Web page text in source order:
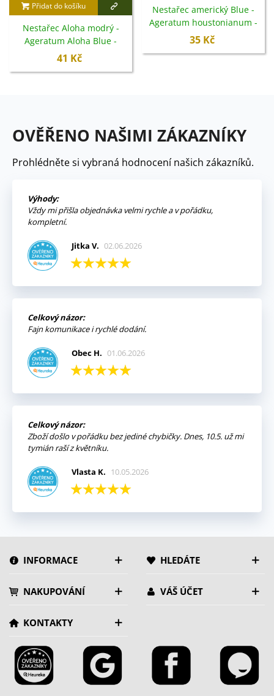
Přidat do košíku
Nestařec Aloha modrý -
Ageratum Aloha Blue -
semena - 20 ks
41 Kč
Nestařec americký Blue -
Ageratum houstonianum -
semena - 50 ks
35 Kč
OVĚŘENO NAŠIMI ZÁKAZNÍKY
Prohlédněte si vybraná hodnocení našich zákazníků.
Výhody:
Vždy mi přišla objednávka velmi rychle a v pořádku,
kompletní.
Jitka V. 02.06.2026
Celkový názor:
Fajn komunikace i rychlé dodání.
Obec H. 01.06.2026
Celkový názor:
Zboží došlo v pořádku bez jediné chybičky. Dnes, 10.5. už mi
tymián raší z květníku.
Vlasta K. 10.05.2026
INFORMACE HLEDÁTE
NAKUPOVÁNÍ VÁŠ ÚČET
KONTAKTY